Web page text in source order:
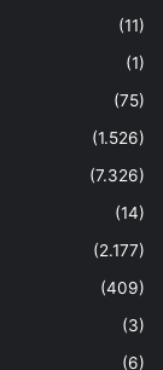
(11)
(1)
(75)
(1.526)
(7.326)
(14)
(2.177)
(409)
(3)
(6)